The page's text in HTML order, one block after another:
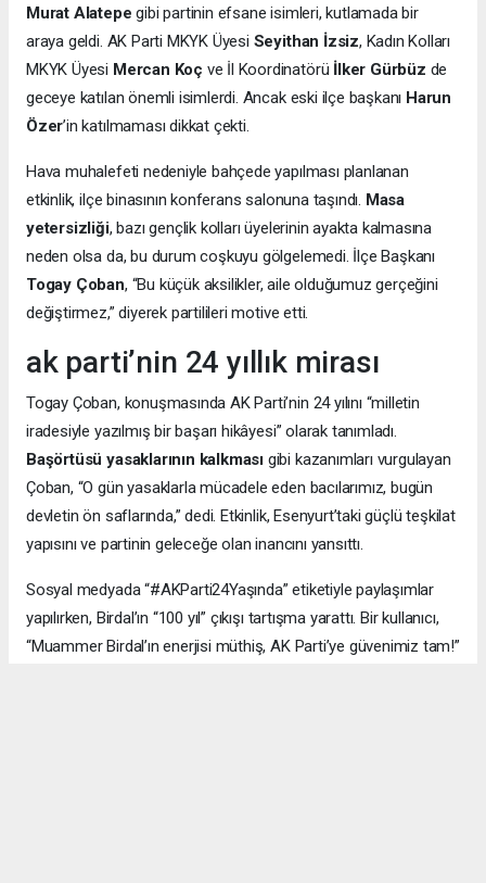
Murat Alatepe gibi partinin efsane isimleri, kutlamada bir
araya geldi. AK Parti MKYK Üyesi Seyithan İzsiz, Kadın Kolları
MKYK Üyesi Mercan Koç ve İl Koordinatörü İlker Gürbüz de
geceye katılan önemli isimlerdi. Ancak eski ilçe başkanı Harun
Özer’in katılmaması dikkat çekti.
Hava muhalefeti nedeniyle bahçede yapılması planlanan
etkinlik, ilçe binasının konferans salonuna taşındı. Masa
yetersizliği, bazı gençlik kolları üyelerinin ayakta kalmasına
neden olsa da, bu durum coşkuyu gölgelemedi. İlçe Başkanı
Togay Çoban, “Bu küçük aksilikler, aile olduğumuz gerçeğini
değiştirmez,” diyerek partilileri motive etti.
ak parti’nin 24 yıllık mirası
Togay Çoban, konuşmasında AK Parti’nin 24 yılını “milletin
iradesiyle yazılmış bir başarı hikâyesi” olarak tanımladı.
Başörtüsü yasaklarının kalkması gibi kazanımları vurgulayan
Çoban, “O gün yasaklarla mücadele eden bacılarımız, bugün
devletin ön saflarında,” dedi. Etkinlik, Esenyurt’taki güçlü teşkilat
yapısını ve partinin geleceğe olan inancını yansıttı.
Sosyal medyada “#AKParti24Yaşında” etiketiyle paylaşımlar
yapılırken, Birdal’ın “100 yıl” çıkışı tartışma yarattı. Bir kullanıcı,
“Muammer Birdal’ın enerjisi müthiş, AK Parti’ye güvenimiz tam!”